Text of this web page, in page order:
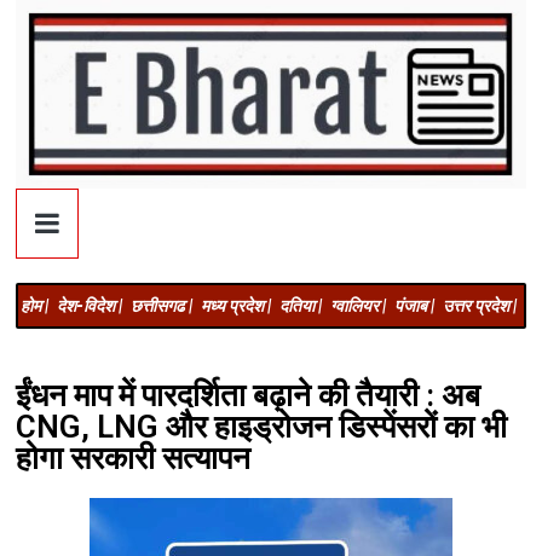
होम | देश-विदेश | छत्तीसगढ | मध्य प्रदेश | दतिया | ग्वालियर | पंजाब | उत्तर प्रदेश |
ईंधन माप में पारदर्शिता बढ़ाने की तैयारी : अब
CNG, LNG और हाइड्रोजन डिस्पेंसरों का भी
होगा सरकारी सत्यापन